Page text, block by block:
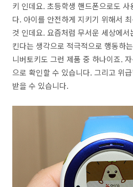
키 인데요. 초등학생 핸드폰으로도 사
다. 아이를 안전하게 지키기 위해서
것 인데요. 요즘처럼 무서운 세상에
킨다는 생각으로 적극적으로 행동하
니버토키도 그런 제품 중 하나이죠.
으로 확인할 수 있습니다. 그리고 위
받을 수 있습니다.